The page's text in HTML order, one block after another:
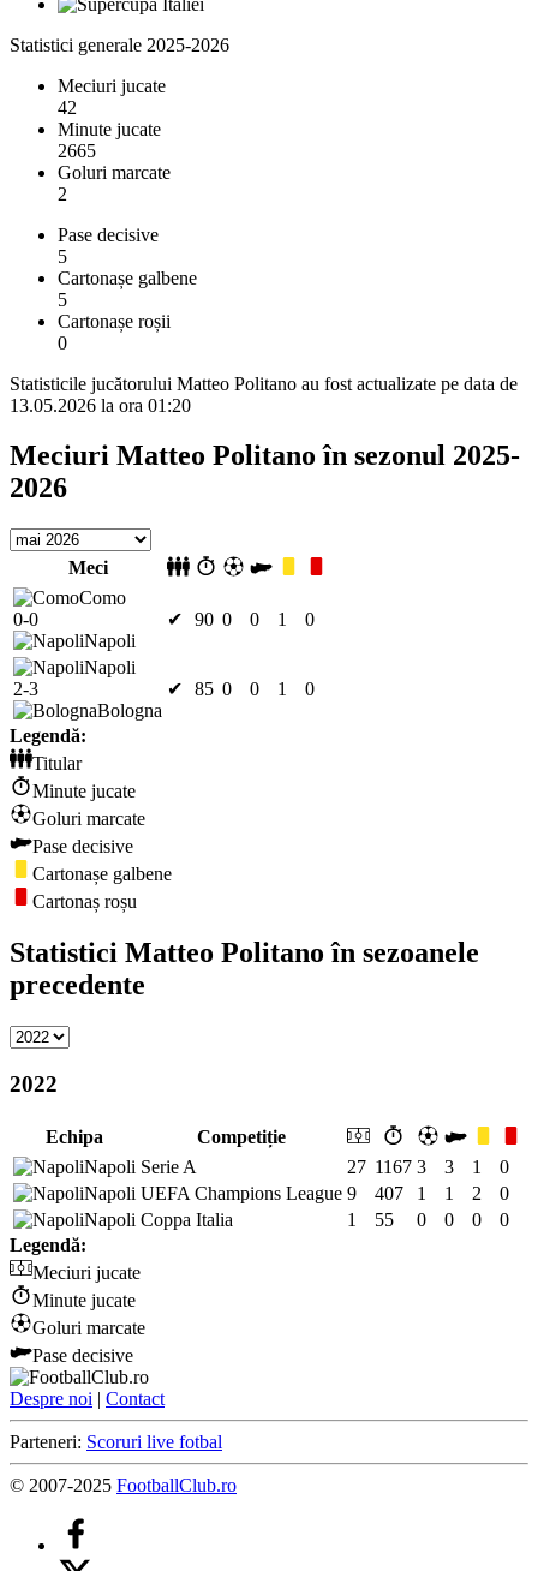
Statistici generale 2025-2026
Meciuri jucate
42
Minute jucate
2665
Goluri marcate
2
Pase decisive
5
Cartonașe galbene
5
Cartonașe roșii
0
Statisticile jucătorului Matteo Politano au fost actualizate pe data de
13.05.2026 la ora 01:20
Meciuri Matteo Politano în sezonul 2025-
2026
Meci
Como
0-0
Napoli
✔ 90 0 0 1 0
Napoli
2-3
Bologna
✔ 85 0 0 1 0
Legendă:
Titular
Minute jucate
Goluri marcate
Pase decisive
Cartonașe galbene
Cartonaș roșu
Statistici Matteo Politano în sezoanele
precedente
2022
Echipa
Competiție
Napoli Serie A 27 1167 3 3 1
0
Napoli UEFA Champions League 9 407 1 1 2
0
Napoli Coppa Italia 1 55 0 0 0
0
Legendă:
Meciuri jucate
Minute jucate
Goluri marcate
Pase decisive
Despre noi | Contact
Parteneri: Scoruri live fotbal
© 2007-2025 FootballClub.ro